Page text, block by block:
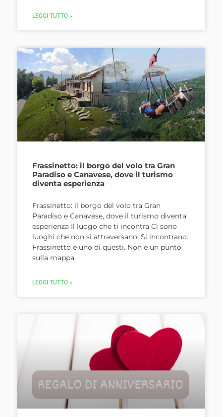
LEGGI TUTTO »
Frassinetto: il borgo del volo tra Gran
Paradiso e Canavese, dove il turismo
diventa esperienza
Frassinetto: il borgo del volo tra Gran
Paradiso e Canavese, dove il turismo diventa
esperienza Il luogo che ti incontra Ci sono
luoghi che non si attraversano. Si incontrano.
Frassinetto è uno di questi. Non è un punto
sulla mappa,
LEGGI TUTTO »